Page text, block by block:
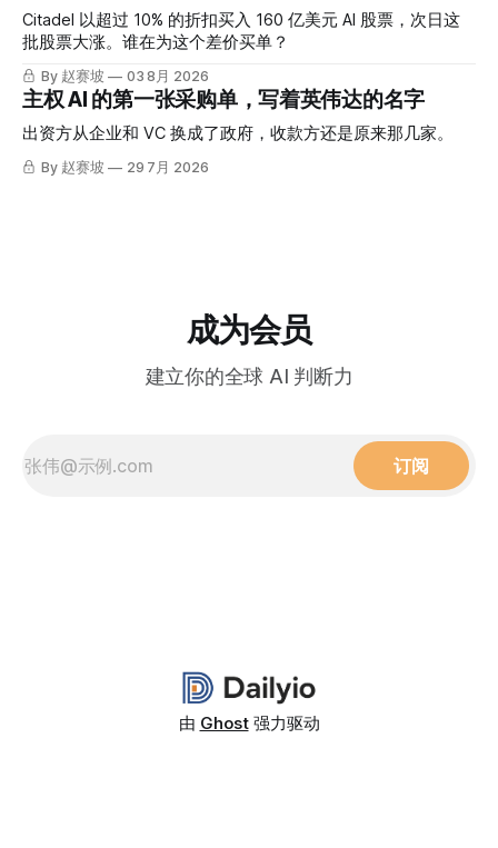
Citadel 以超过 10% 的折扣买入 160 亿美元 AI 股票，次日这
批股票大涨。谁在为这个差价买单？
By 赵赛坡 03 8月 2026
主权 AI 的第一张采购单，写着英伟达的名字
出资方从企业和 VC 换成了政府，收款方还是原来那几家。
By 赵赛坡 29 7月 2026
成为会员
建立你的全球 AI 判断力
订阅
由 Ghost强力驱动